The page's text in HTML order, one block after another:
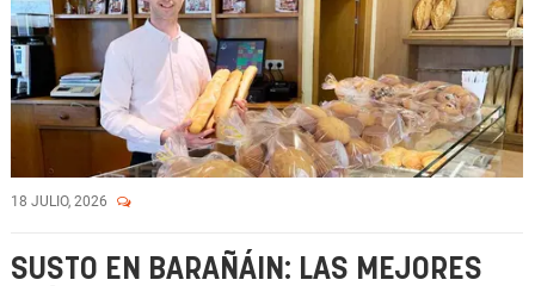
18 JULIO, 2026
SUSTO EN BARAÑÁIN: LAS MEJORES